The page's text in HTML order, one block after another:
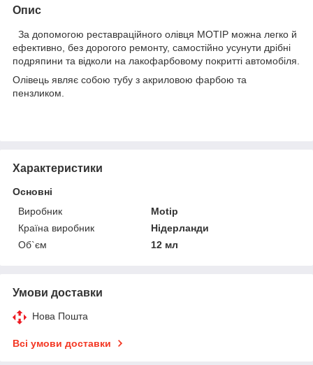
Опис
За допомогою реставраційного олівця MOTIP можна легко й
ефективно, без дорогого ремонту, самостійно усунути дрібні
подряпини та відколи на лакофарбовому покритті автомобіля.
Олівець являє собою тубу з акриловою фарбою та
пензликом.
Характеристики
Основні
Виробник
Motip
Країна виробник
Нідерланди
Об`єм
12 мл
Умови доставки
Нова Пошта
Всі умови доставки